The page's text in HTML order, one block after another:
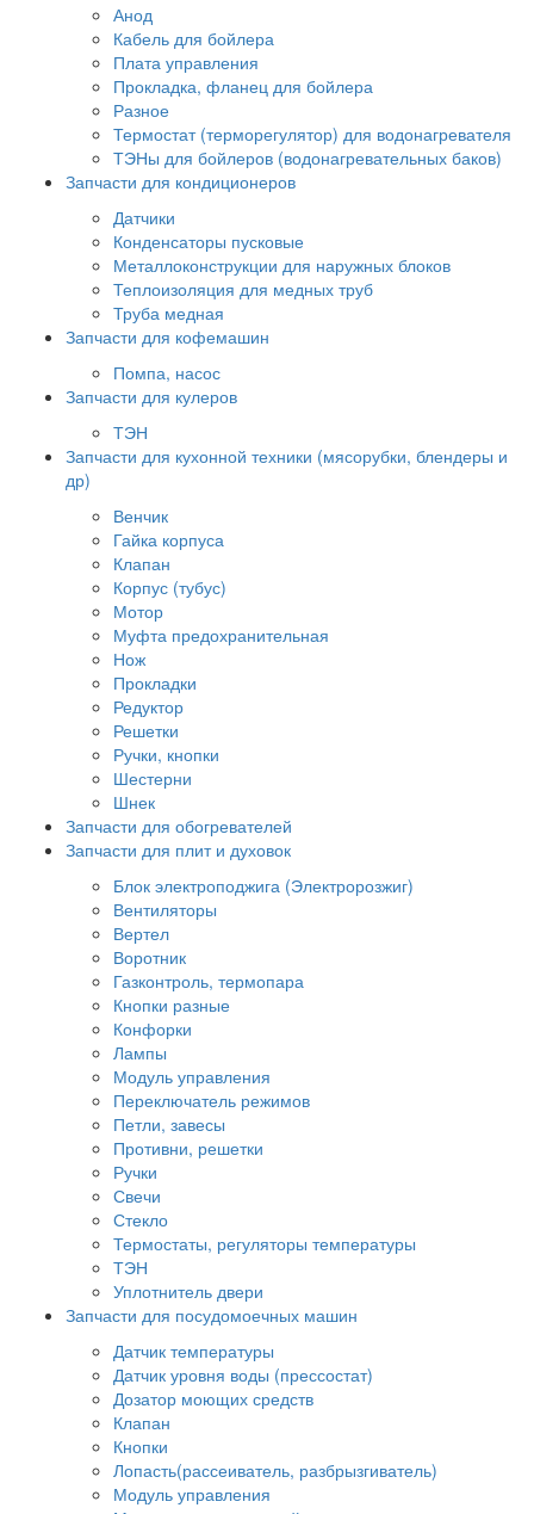
Анод
Кабель для бойлера
Плата управления
Прокладка, фланец для бойлера
Разное
Термостат (терморегулятор) для водонагревателя
ТЭНы для бойлеров (водонагревательных баков)
Запчасти для кондиционеров
Датчики
Конденсаторы пусковые
Металлоконструкции для наружных блоков
Теплоизоляция для медных труб
Труба медная
Запчасти для кофемашин
Помпа, насос
Запчасти для кулеров
ТЭН
Запчасти для кухонной техники (мясорубки, блендеры и
др)
Венчик
Гайка корпуса
Клапан
Корпус (тубус)
Мотор
Муфта предохранительная
Нож
Прокладки
Редуктор
Решетки
Ручки, кнопки
Шестерни
Шнек
Запчасти для обогревателей
Запчасти для плит и духовок
Блок электроподжига (Электророзжиг)
Вентиляторы
Вертел
Воротник
Газконтроль, термопара
Кнопки разные
Конфорки
Лампы
Модуль управления
Переключатель режимов
Петли, завесы
Противни, решетки
Ручки
Свечи
Стекло
Термостаты, регуляторы температуры
ТЭН
Уплотнитель двери
Запчасти для посудомоечных машин
Датчик температуры
Датчик уровня воды (прессостат)
Дозатор моющих средств
Клапан
Кнопки
Лопасть(рассеиватель, разбрызгиватель)
Модуль управления